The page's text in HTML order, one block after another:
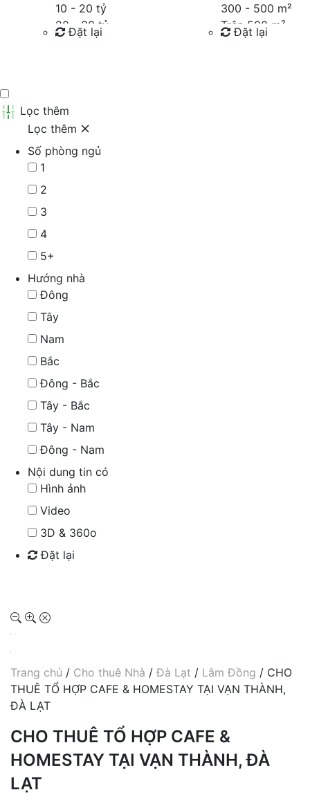
10 - 20 tỷ
20 - 30 tỷ
30 - 40 tỷ
Đặt lại
300 - 500 m²
Trên 500 m²
Đặt lại
Lọc thêm
Lọc thêm
Số phòng ngủ
1
2
3
4
5+
Hướng nhà
Đông
Tây
Nam
Bắc
Đông - Bắc
Tây - Bắc
Tây - Nam
Đông - Nam
Nội dung tin có
Hình ảnh
Video
3D & 360o
Đặt lại
Trang chủ / Cho thuê Nhà / Đà Lạt / Lâm Đồng / CHO
THUÊ TỔ HỢP CAFE & HOMESTAY TẠI VẠN THÀNH,
ĐÀ LẠT
CHO THUÊ TỔ HỢP CAFE &
HOMESTAY TẠI VẠN THÀNH, ĐÀ
LẠT